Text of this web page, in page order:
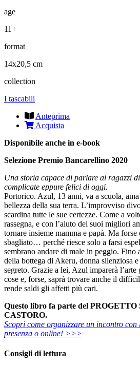
age
11+
format
14x20,5 cm
collection
I tascabili
Anteprima
Acquista
Disponibile anche in e-book
Selezione Premio Bancarellino 2020
Una storia capace di parlare ai ragazzi
complicate eppure felici di oggi.
Portorico. Azul, 13 anni, va a scuola,
bellezza della sua terra. L’improvviso
scardina tutte le sue certezze. Come a
rassegna, e con l’aiuto dei suoi migliori
tornare insieme mamma e papà. Ma
sbagliato… perché riesce solo a farsi
sembrano andare di male in peggio. Fino
della bottega di Akeru, donna silenziosa
segreto. Grazie a lei, Azul imparerà l’arte
cose e, forse, saprà trovare anche il
rende saldi gli affetti più cari.
Questo libro fa parte del
CASTORO.
Scopri come organizzare un incontro
presenza o online! >>>
Consigli di lettura